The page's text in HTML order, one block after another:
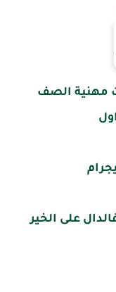
مهنية الصف
على الخير